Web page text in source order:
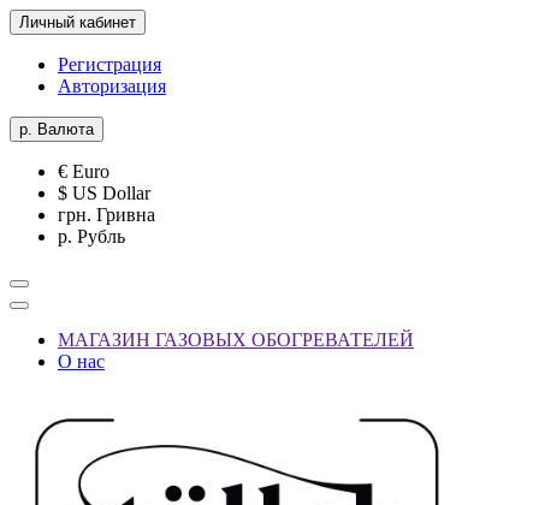
Личный кабинет
Регистрация
Авторизация
р. Валюта
€ Euro
$ US Dollar
грн. Гривна
р. Рубль
МАГАЗИН ГАЗОВЫХ ОБОГРЕВАТЕЛЕЙ
О нас